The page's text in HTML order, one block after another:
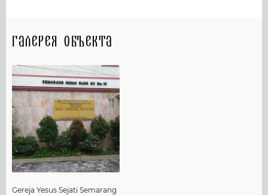
Галерея объекта
Gereja Yesus Sejati Semarang